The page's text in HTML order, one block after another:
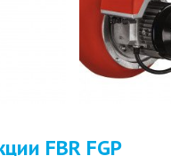
FBR FGP